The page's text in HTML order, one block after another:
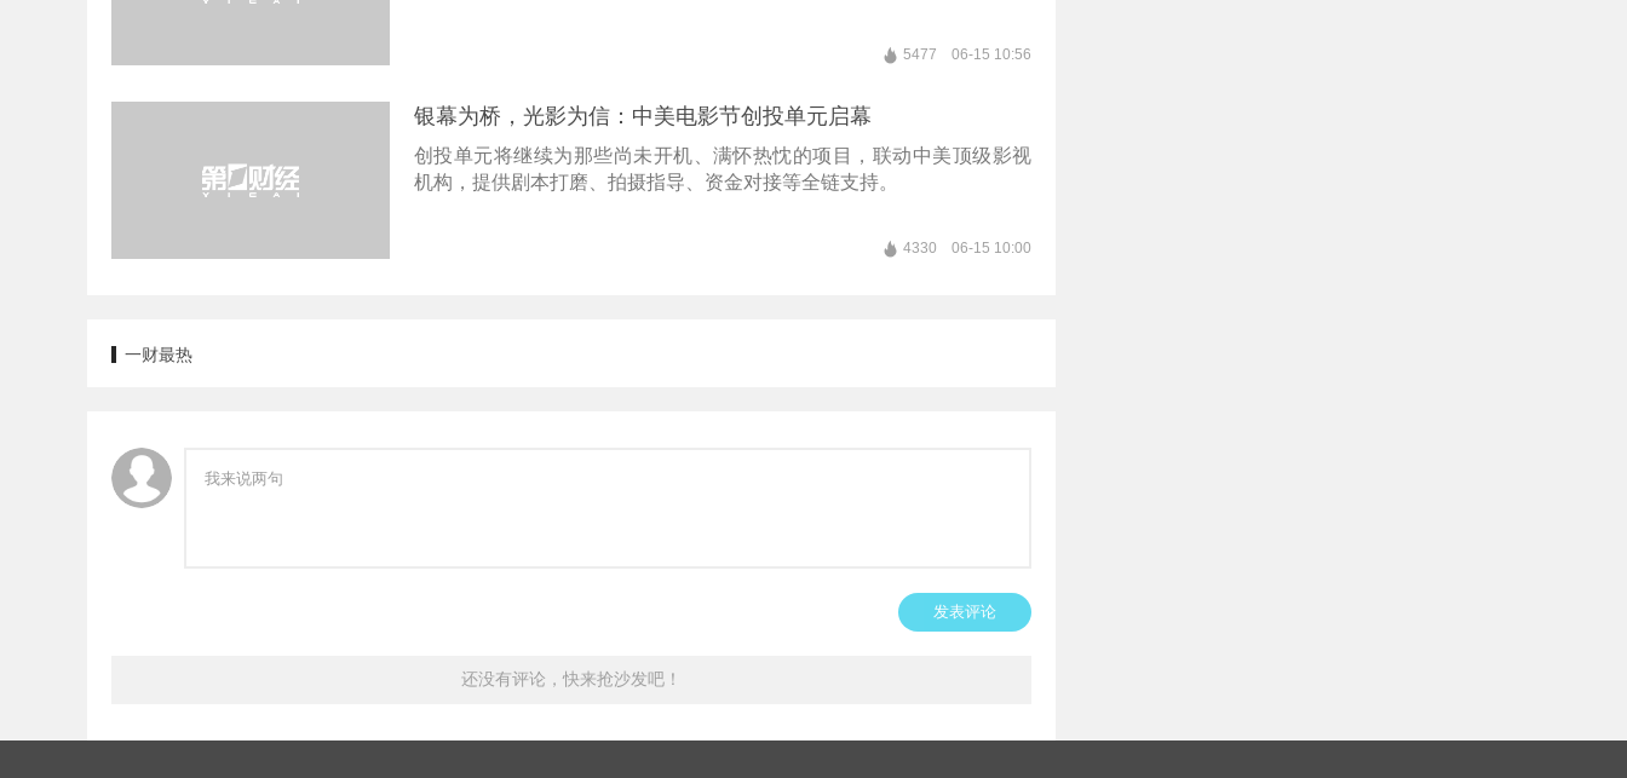
5477 06-15 10:56
银幕为桥，光影为信：中美电影节创投单元启幕
创投单元将继续为那些尚未开机、满怀热忱的项目，联动中美顶级影视
机构，提供剧本打磨、拍摄指导、资金对接等全链支持。
4330 06-15 10:00
一财最热
发表评论
还没有评论，快来抢沙发吧！